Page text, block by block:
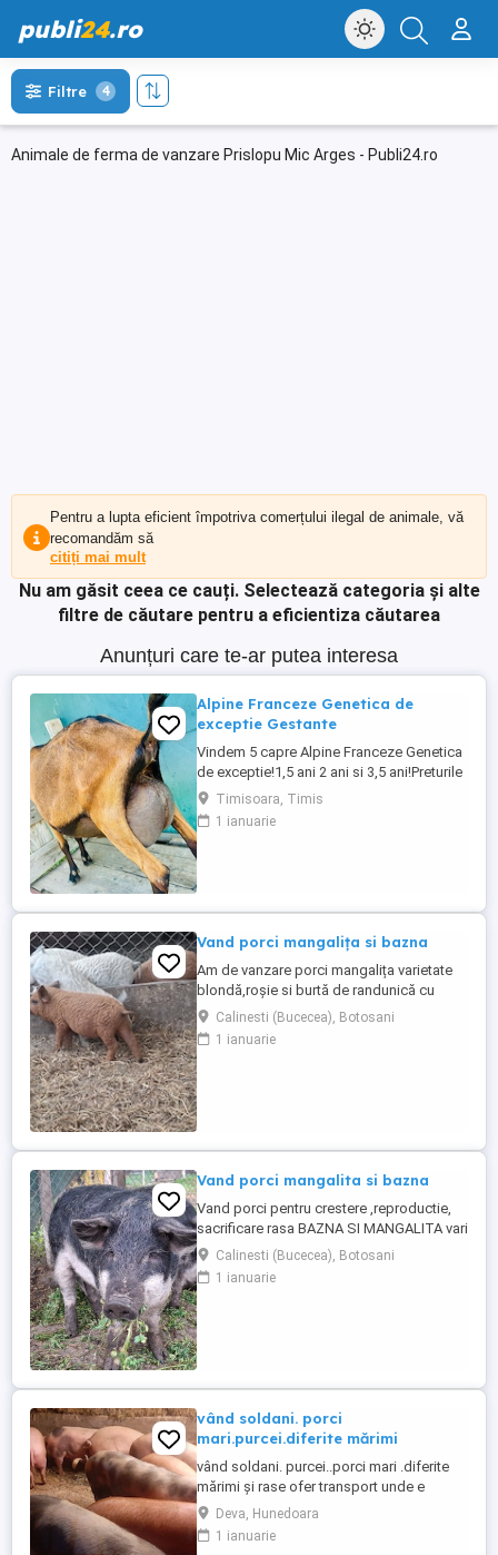
publi24.ro
Animale de ferma de vanzare Prislopu Mic Arges - Publi24.ro
Filtre 4
Pentru a lupta eficient împotriva comerțului ilegal de animale, vă
recomandăm să
citiți mai mult
Nu am găsit ceea ce cauți. Selectează categoria și alte
filtre de căutare pentru a eficientiza căutarea
Anunțuri care te-ar putea interesa
Alpine Franceze Genetica de
exceptie Gestante
Vindem 5 capre Alpine Franceze Genetica
de exceptie!1,5 ani 2 ani si 3,5 ani!Preturile
fifera in functie de exemplar!1800-2000
Timisoara, Timis
1 ianuarie
Vand porci mangalița si bazna
Am de vanzare porci mangalița varietate
blondă,roșie si burtă de randunică cu
prețul incepand de la 330 lei buc. Porci
bazna 350 lei buc. Parinții la purcei sunt cu
acte de origine. Locatia Oras Bucecea Jud
Calinesti (Bucecea), Botosani
1 ianuarie
Vand porci mangalita si bazna
Vand porci pentru crestere ,reproductie,
sacrificare rasa BAZNA SI MANGALITA
blonda,rosie si burta de randunica Pentru mai
multe detalii ma gasiti la telefon
Calinesti (Bucecea), Botosani
1 ianuarie
vând soldani. porci
mari.purcei.diferite mărimi
vând soldani. purcei..porci mari .diferite
mărimi și rase ofer transport unde e
nevoie.Deva, Hunedoara
1 ianuarie